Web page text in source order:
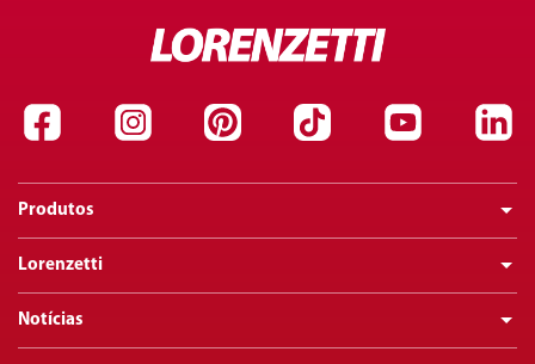
Produtos
Lorenzetti
Notícias